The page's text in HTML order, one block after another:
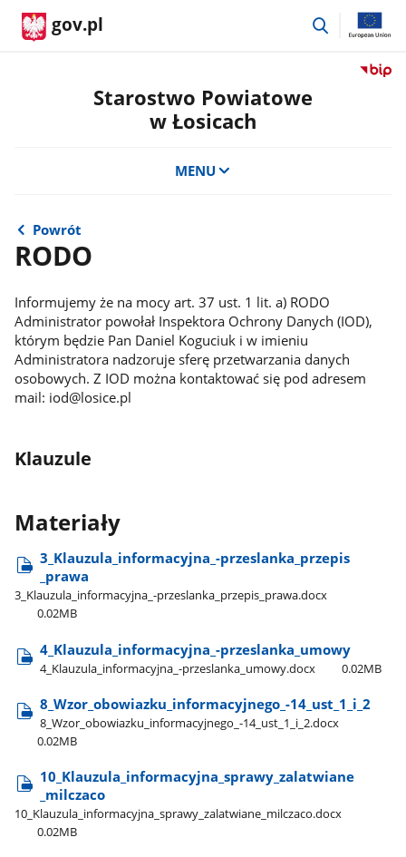
gov.pl
przejdź
Przejdź
Starostwo Powiatowe
w Łosicach
MENU
Powrót
RODO
Informujemy że na mocy art. 37 ust. 1 lit. a) RODO
Administrator powołał Inspektora Ochrony Danych (IOD),
którym będzie Pan Daniel Koguciuk i w imieniu
Administratora nadzoruje sferę przetwarzania danych
osobowych. Z IOD można kontaktować się pod adresem
mail: iod@losice.pl
Klauzule
Materiały
3​_Klauzula​_informacyjna​_-przeslanka​_przepis​
_prawa
3​_Klauzula​_informacyjna​_-przeslanka​_przepis​_prawa.docx
0.02MB
4​_Klauzula​_informacyjna​_-przeslanka​_umowy
4​_Klauzula​_informacyjna​_-przeslanka​_umowy.docx 0.02MB
8​_Wzor​_obowiazku​_informacyjnego​_-14​_ust​_1​_i​_2
8​_Wzor​_obowiazku​_informacyjnego​_-14​_ust​_1​_i​_2.docx
0.02MB
10​_Klauzula​_informacyjna​_sprawy​_zalatwiane​
_milczaco
10​_Klauzula​_informacyjna​_sprawy​_zalatwiane​_milczaco.docx
0.02MB